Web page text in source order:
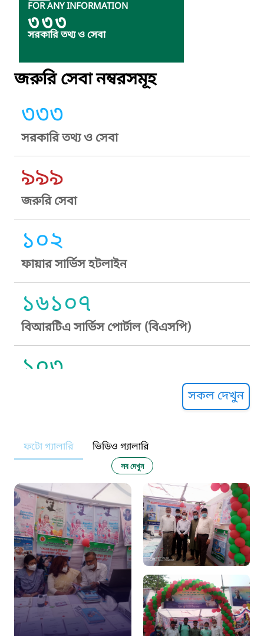
FOR ANY INFORMATION
৩৩৩
সরকারি তথ্য ও সেবা
জরুরি সেবা নম্বরসমূহ
৩৩৩
সরকারি তথ্য ও সেবা
৯৯৯
জরুরি সেবা
১০২
ফায়ার সার্ভিস হটলাইন
১৬১০৭
বিআরটিএ সার্ভিস পোর্টাল (বিএসপি)
১০৩
নারী ও শিশু নির্যাতন প্রতিরোধ
১০৬
দুদক
১০২
দুর্যোগের আগাম বার্তা
১৬১২২
সকল দেখুন
ফটো গ্যালারি ভিডিও গ্যালারি
সব দেখুন